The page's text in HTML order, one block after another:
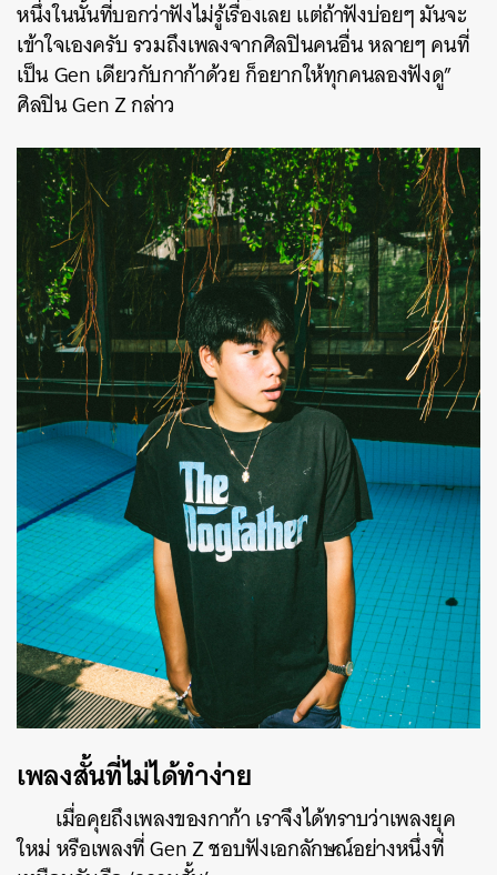
หนึ่งในนั้นที่บอกว่าฟังไม่รู้เรื่องเลย แต่ถ้าฟังบ่อยๆ มันจะ
เข้าใจเองครับ รวมถึงเพลงจากศิลปินคนอื่น หลายๆ คนที่
เป็น Gen เดียวกับกาก้าด้วย ก็อยากให้ทุกคนลองฟังดู”
ศิลปิน Gen Z กล่าว
เพลงสั้นที่ไม่ได้ทำง่าย
เมื่อคุยถึงเพลงของกาก้า เราจึงได้ทราบว่าเพลงยุค
ใหม่ หรือเพลงที่ Gen Z ชอบฟังเอกลักษณ์อย่างหนึ่งที่